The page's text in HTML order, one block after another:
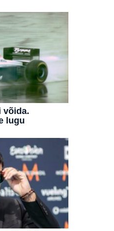
võida.
lugu